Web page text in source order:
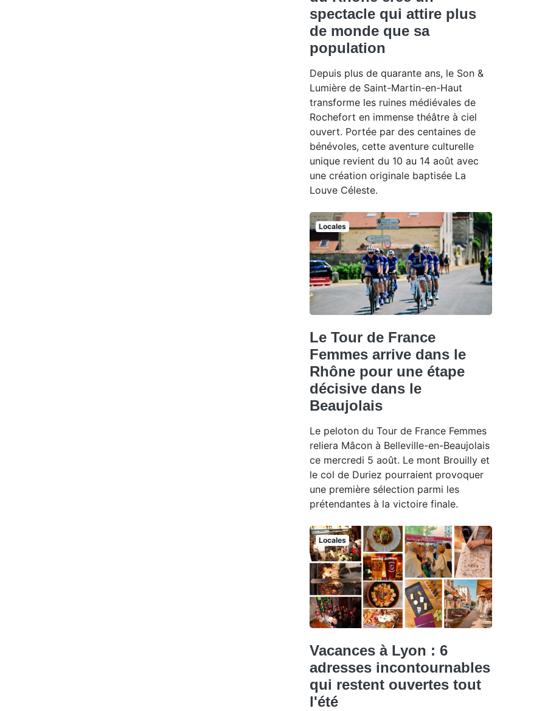
spectacle qui attire plus
de monde que sa
population
Depuis plus de quarante ans, le Son &
Lumière de Saint-Martin-en-Haut
transforme les ruines médiévales de
Rochefort en immense théâtre à ciel
ouvert. Portée par des centaines de
bénévoles, cette aventure culturelle
unique revient du 10 au 14 août avec
une création originale baptisée La
Louve Céleste.
Locales
Le Tour de France
Femmes arrive dans le
Rhône pour une étape
décisive dans le
Beaujolais
Le peloton du Tour de France Femmes
reliera Mâcon à Belleville-en-Beaujolais
ce mercredi 5 août. Le mont Brouilly et
le col de Duriez pourraient provoquer
une première sélection parmi les
prétendantes à la victoire finale.
Locales
Vacances à Lyon : 6
adresses incontournables
qui restent ouvertes tout
l'été